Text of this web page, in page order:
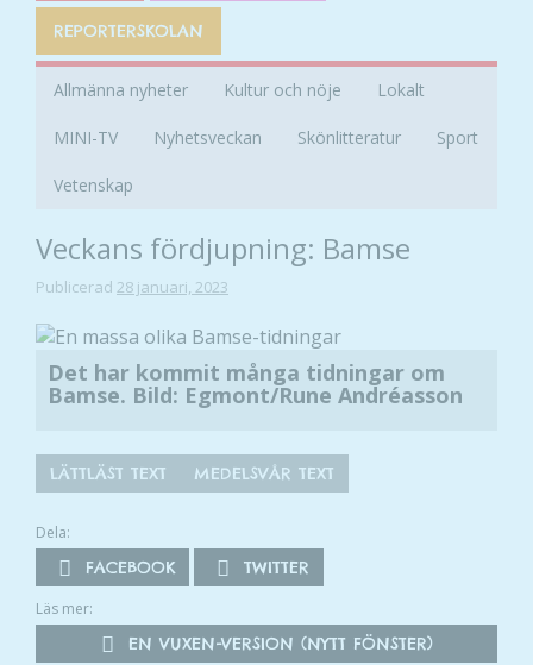
REPORTERSKOLAN
Allmänna nyheter Kultur och nöje Lokalt
MINI-TV Nyhetsveckan Skönlitteratur Sport
Vetenskap
Veckans fördjupning: Bamse
Publicerad 28 januari, 2023
Det har kommit många tidningar om
Bamse. Bild: Egmont/Rune Andréasson
LÄTTLÄST TEXT MEDELSVÅR TEXT
Dela:
FACEBOOK TWITTER
Läs mer:
EN VUXEN-VERSION (NYTT FÖNSTER)